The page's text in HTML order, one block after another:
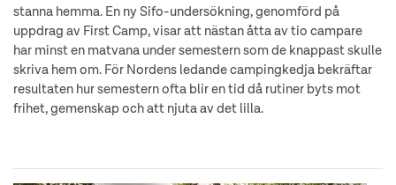
stanna hemma. En ny Sifo-undersökning, genomförd på
uppdrag av First Camp, visar att nästan åtta av tio campare
har minst en matvana under semestern som de knappast skulle
skriva hem om. För Nordens ledande campingkedja bekräftar
resultaten hur semestern ofta blir en tid då rutiner byts mot
frihet, gemenskap och att njuta av det lilla.